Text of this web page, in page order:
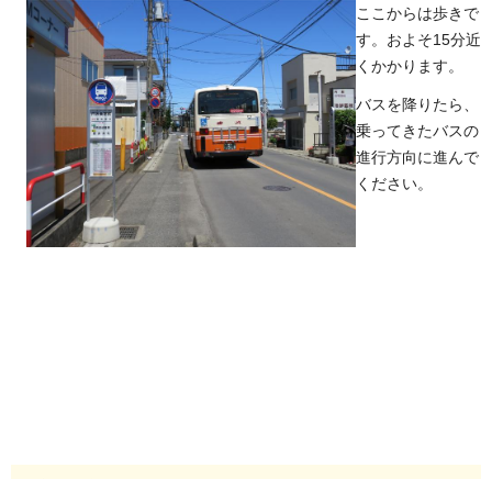
ここからは歩きで
す。およそ15分近
くかかります。
バスを降りたら、
乗ってきたバスの
進行方向に進んで
ください。